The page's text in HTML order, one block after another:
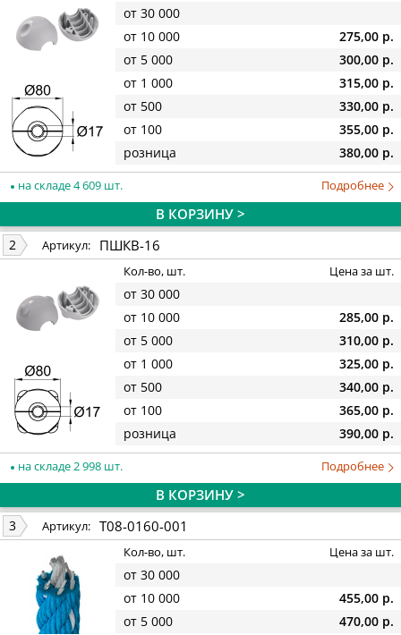
от 30 000
от 10 000
275,00 р.
от 5 000
300,00 р.
от 1 000
315,00 р.
от 500
330,00 р.
от 100
355,00 р.
розница
380,00 р.
на складе 4 609 шт. Подробнее
В КОРЗИНУ >
2 Артикул: ПШКВ-16
Кол-во, шт. Цена за шт.
от 30 000
от 10 000
285,00 р.
от 5 000
310,00 р.
от 1 000
325,00 р.
от 500
340,00 р.
от 100
365,00 р.
розница
390,00 р.
на складе 2 998 шт. Подробнее
В КОРЗИНУ >
3 Артикул: T08-0160-001
Кол-во, шт. Цена за шт.
от 30 000
от 10 000
455,00 р.
от 5 000
470,00 р.